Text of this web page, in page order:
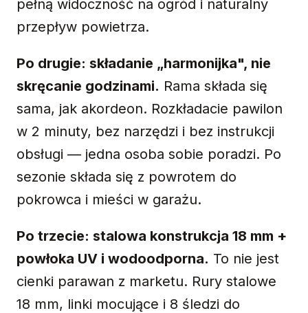
pełną widoczność na ogród i naturalny
przepływ powietrza.
Po drugie: składanie „harmonijka", nie
skręcanie godzinami. Rama składa się
sama, jak akordeon. Rozkładacie pawilon
w 2 minuty, bez narzędzi i bez instrukcji
obsługi — jedna osoba sobie poradzi. Po
sezonie składa się z powrotem do
pokrowca i mieści w garażu.
Po trzecie: stalowa konstrukcja 18 mm +
powłoka UV i wodoodporna. To nie jest
cienki parawan z marketu. Rury stalowe
18 mm, linki mocujące i 8 śledzi do